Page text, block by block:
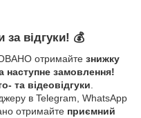
за відгуки! 💰
отримайте знижку
наступне замовлення!
та відеовідгуки.
в Telegram, WhatsApp
отримайте приємний